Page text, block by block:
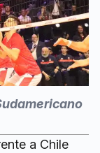
a Chile